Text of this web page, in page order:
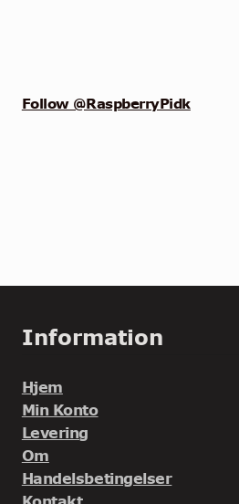
Follow @RaspberryPidk
Information
Hjem
Min Konto
Levering
Om
Handelsbetingelser
Kontakt